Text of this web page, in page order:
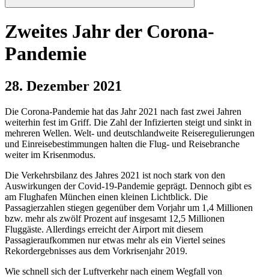
Zweites Jahr der Corona-
Pandemie
28. Dezember 2021
Die Corona-Pandemie hat das Jahr 2021 nach fast zwei Jahren
weiterhin fest im Griff. Die Zahl der Infizierten steigt und sinkt in
mehreren Wellen. Welt- und deutschlandweite Reiseregulierungen
und Einreisebestimmungen halten die Flug- und Reisebranche
weiter im Krisenmodus.
Die Verkehrsbilanz des Jahres 2021 ist noch stark von den
Auswirkungen der Covid-19-Pandemie geprägt. Dennoch gibt es
am Flughafen München einen kleinen Lichtblick. Die
Passagierzahlen stiegen gegenüber dem Vorjahr um 1,4 Millionen
bzw. mehr als zwölf Prozent auf insgesamt 12,5 Millionen
Fluggäste. Allerdings erreicht der Airport mit diesem
Passagieraufkommen nur etwas mehr als ein Viertel seines
Rekordergebnisses aus dem Vorkrisenjahr 2019.
Wie schnell sich der Luftverkehr nach einem Wegfall von